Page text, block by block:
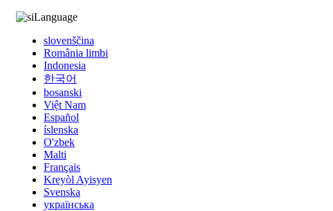
Language
slovenščina
România limbi
Indonesia
한국어
bosanski
Việt Nam
Español
íslenska
O'zbek
Malti
Français
Kreyòl Ayisyen
Svenska
українська